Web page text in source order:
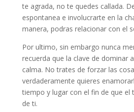
te agrada, no te quedes callada.
espontanea e involucrarte en la
manera, podras relacionar con el
Por ultimo, sin embargo nunca
recuerda que la clave de dominar
calma. No trates de forzar las
verdaderamente quieres
tiempo y lugar con el fin de que el
de ti.